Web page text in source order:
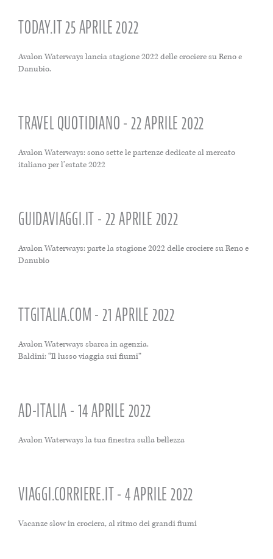
TODAY.IT 25 APRILE 2022
Avalon Waterways lancia stagione 2022 delle crociere su Reno e
Danubio.
TRAVEL QUOTIDIANO - 22 APRILE 2022
Avalon Waterways: sono sette le partenze dedicate al mercato
italiano per l’estate 2022
GUIDAVIAGGI.IT - 22 APRILE 2022
Avalon Waterways: parte la stagione 2022 delle crociere su Reno e
Danubio
TTGITALIA.COM - 21 APRILE 2022
Avalon Waterways sbarca in agenzia.
Baldini: “Il lusso viaggia sui fiumi”
AD-ITALIA - 14 APRILE 2022
Avalon Waterways la tua finestra sulla bellezza
VIAGGI.CORRIERE.IT - 4 APRILE 2022
Vacanze slow in crociera, al ritmo dei grandi fiumi